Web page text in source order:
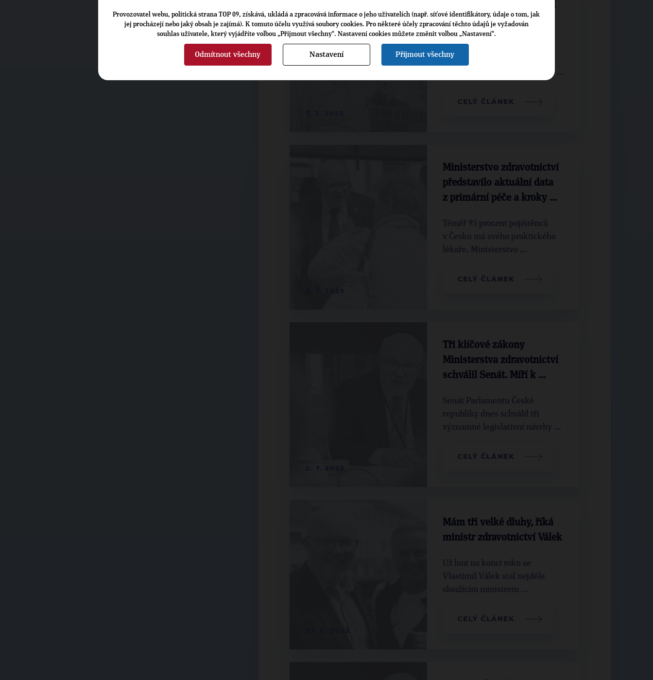
Válek: Já že jsem nejhorší
ministr? Babiš se mě bojí
Pochyby kolem zasvěcení
ministra financí Zbyňka
Stanjury do bitcoinového daru ...
CELÝ ČLÁNEK
Ministerstvo zdravotnictví
představilo aktuální data
z primární péče a kroky ...
Téměř 95 procent pojištěnců
v Česku má svého praktického
lékaře. Ministerstvo ...
CELÝ ČLÁNEK
Tři klíčové zákony
Ministerstva zdravotnictví
schválil Senát. Míří k ...
Senát Parlamentu České
republiky dnes schválil tři
významné legislativní návrhy ...
CELÝ ČLÁNEK
Mám tři velké dluhy, říká
ministr zdravotnictví Válek
Už loni na konci roku se
Vlastimil Válek stal nejdéle
sloužícím ministrem ...
CELÝ ČLÁNEK
Provozovatel webu, politická strana TOP 09, získává, ukládá a zpracovává informace o jeho uživatelích (např. síťové identifikátory, údaje o tom, jak
jej procházejí nebo jaký obsah je zajímá). K tomuto účelu využívá soubory cookies. Pro některé účely zpracování těchto údajů je vyžadován
souhlas uživatele, který vyjádříte volbou „Přijmout všechny“. Nastavení cookies můžete změnit volbou „Nastavení“.
Odmítnout všechny Nastavení Přijmout všechny